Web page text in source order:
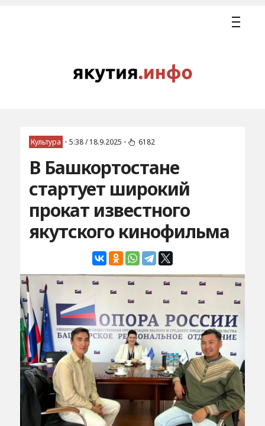
Культура • 5:38 / 18.9.2025 • 6182
В Башкортостане
стартует широкий
прокат известного
якутского кинофильма